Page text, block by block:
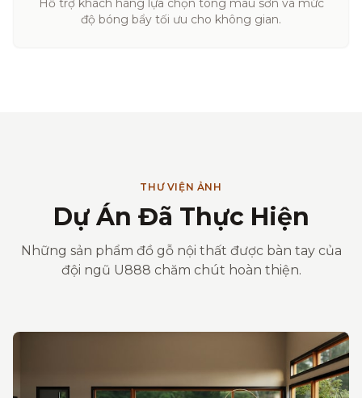
Hỗ trợ khách hàng lựa chọn tông màu sơn và mức
độ bóng bẩy tối ưu cho không gian.
THƯ VIỆN ẢNH
Dự Án Đã Thực Hiện
Những sản phẩm đồ gỗ nội thất được bàn tay của
đội ngũ U888 chăm chút hoàn thiện.